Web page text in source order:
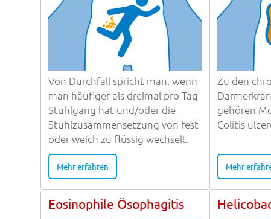
Von Durchfall spricht man, wenn
man häufiger als dreimal pro Tag
Stuhlgang hat und/oder die
Stuhlzusammensetzung von fest
oder weich zu flüssig wechselt.
Mehr erfahren
Zu den
gehören
Colitis
Mehr
Eosinophile Ösophagitis